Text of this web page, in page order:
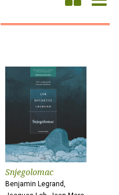
Snjegolomac
Benjamin Legrand,